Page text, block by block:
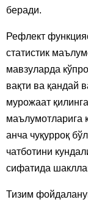
беради.
Рефлект
статистик
мавзуларда
вақти ва қандай
мурожаат
маълумотларига
анча чуқурроқ
чатботини
сифатида
Тизим